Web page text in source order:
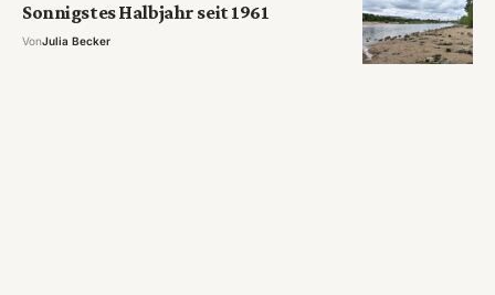
Sonnigstes Halbjahr seit 1961
VonJulia Becker